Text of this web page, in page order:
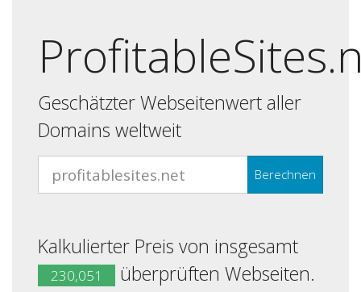
Geschätzter Webseitenwert aller
Domains weltweit
Berechnen
Kalkulierter Preis von insgesamt
230,051 überprüften Webseiten.